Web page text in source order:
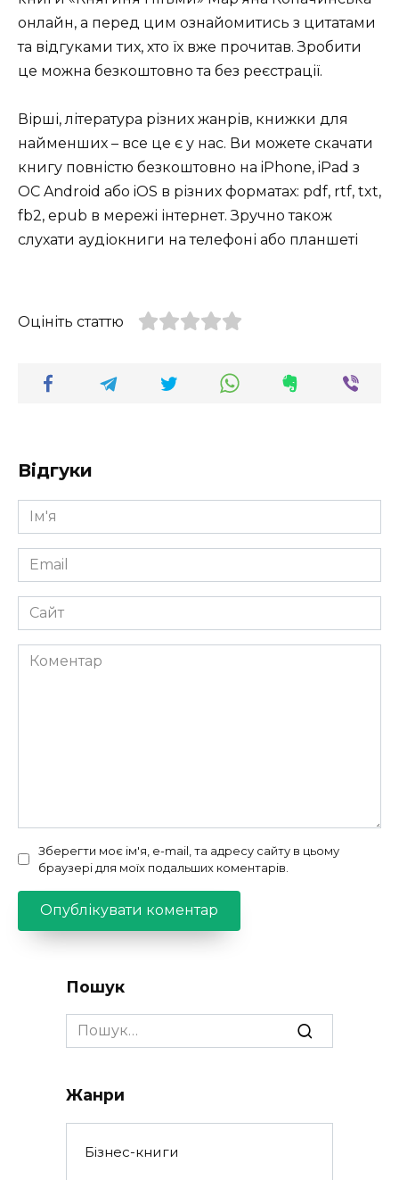
онлайн, а перед цим ознайомитись з цитатами
та відгуками тих, хто їх вже прочитав. Зробити
це можна безкоштовно та без реєстрації.
Вірші, література різних жанрів, книжки для
найменших – все це є у нас. Ви можете скачати
книгу повністю безкоштовно на iPhone, iPad з
ОС Android або iOS в різних форматах: pdf, rtf, txt,
fb2, epub в мережі інтернет. Зручно також
слухати аудіокниги на телефоні або планшеті
Оцініть статтю
Відгуки
Ім'я
*
Email
*
Сайт
Коментар
Зберегти моє ім'я, e-mail, та адресу сайту в цьому
браузері для моїх подальших коментарів.
Пошук
Search
for:
Жанри
Бізнес-книги